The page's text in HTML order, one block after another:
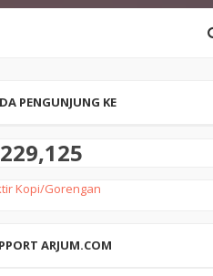
PENGUNJUNG KE
Kopi/Gorengan
ARJUM.COM